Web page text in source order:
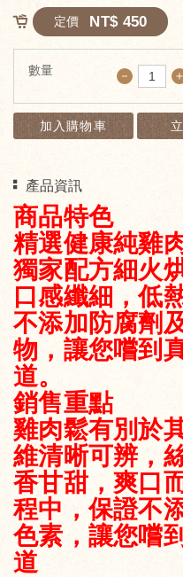
定價 NT$ 450
數量 －
加入購物車
產品資訊
商品特色
精選健康純雞
獨家配方細火
口感纖細，低
不添加防腐劑
物，讓您嚐到
道。
銷售重點
雞肉鬆有別於
維清晰可辨，
香甘甜，爽口
程中，保證不
色素，讓您嚐
道